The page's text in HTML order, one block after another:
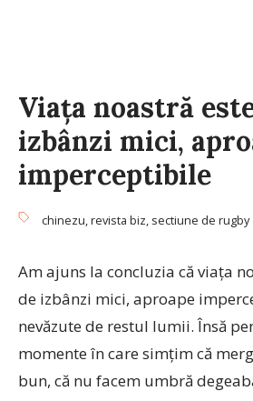
Viața noastră
izbânzi mici,
imperceptibile
chinezu,revista biz, sectiune de rugby
Am ajuns la concluzia că viața
de izbânzi mici, aproape
nevăzute de restul lumii. Însă
momente în care simțim că
bun, că nu facem umbră